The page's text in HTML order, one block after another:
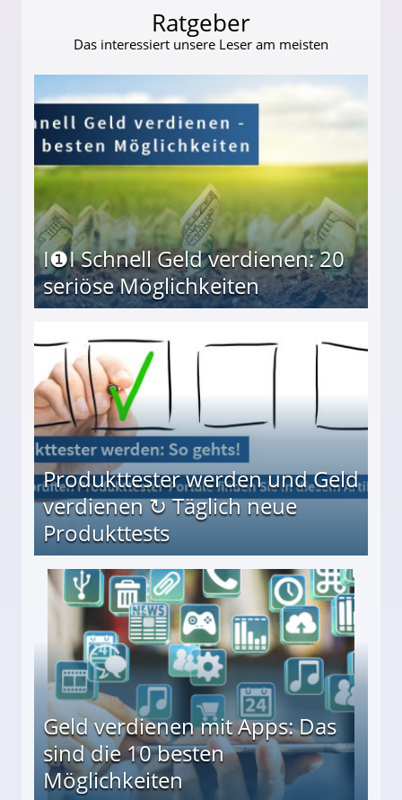
Ratgeber
Das interessiert unsere Leser am meisten
I❶I Schnell Geld verdienen: 20
seriöse Möglichkeiten
Produkttester werden und Geld
verdienen ↻ Täglich neue
Produkttests
↻ Täglich neue Produkttests
Geld verdienen mit Apps: Das
sind die 10 besten
Möglichkeiten